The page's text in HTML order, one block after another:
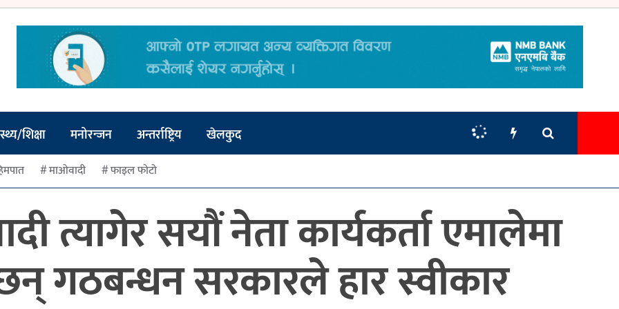
शिक्षा मनोरन्जन अन्तर्राष्ट्रिय
खेलकुद
माओवादी फाइल फोटो
त्यागेर सयौं नेता कार्यकर्ता एमालेमा
गठबन्धन सरकारले हार स्वीकार